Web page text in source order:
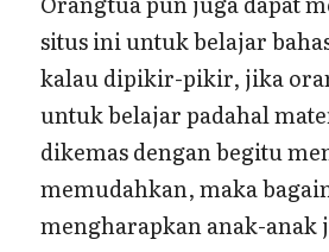
situs ini untuk belajar
kalau dipikir-pikir, jika
untuk belajar padahal
dikemas dengan begitu
memudahkan, maka
mengharapkan anak-anak